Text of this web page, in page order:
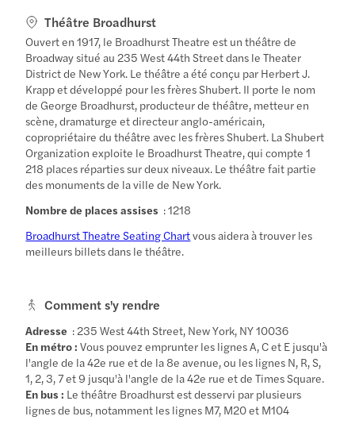
Théâtre Broadhurst
Ouvert en 1917, le Broadhurst Theatre est un théâtre de
Broadway situé au 235 West 44th Street dans le Theater
District de New York. Le théâtre a été conçu par Herbert J.
Krapp et développé pour les frères Shubert. Il porte le nom
de George Broadhurst, producteur de théâtre, metteur en
scène, dramaturge et directeur anglo-américain,
copropriétaire du théâtre avec les frères Shubert. La Shubert
Organization exploite le Broadhurst Theatre, qui compte 1
218 places réparties sur deux niveaux. Le théâtre fait partie
des monuments de la ville de New York.
Nombre de places assises : 1218
Broadhurst Theatre Seating Chartvous aidera à trouver les
meilleurs billets dans le théâtre.
Comment s'y rendre
Adresse : 235 West 44th Street, New York, NY 10036
En métro : Vous pouvez emprunter les lignes A, C et E jusqu'à
l'angle de la 42e rue et de la 8e avenue, ou les lignes N, R, S,
1, 2, 3, 7 et 9 jusqu'à l'angle de la 42e rue et de Times Square.
En bus : Le théâtre Broadhurst est desservi par plusieurs
lignes de bus, notamment les lignes M7, M20 et M104